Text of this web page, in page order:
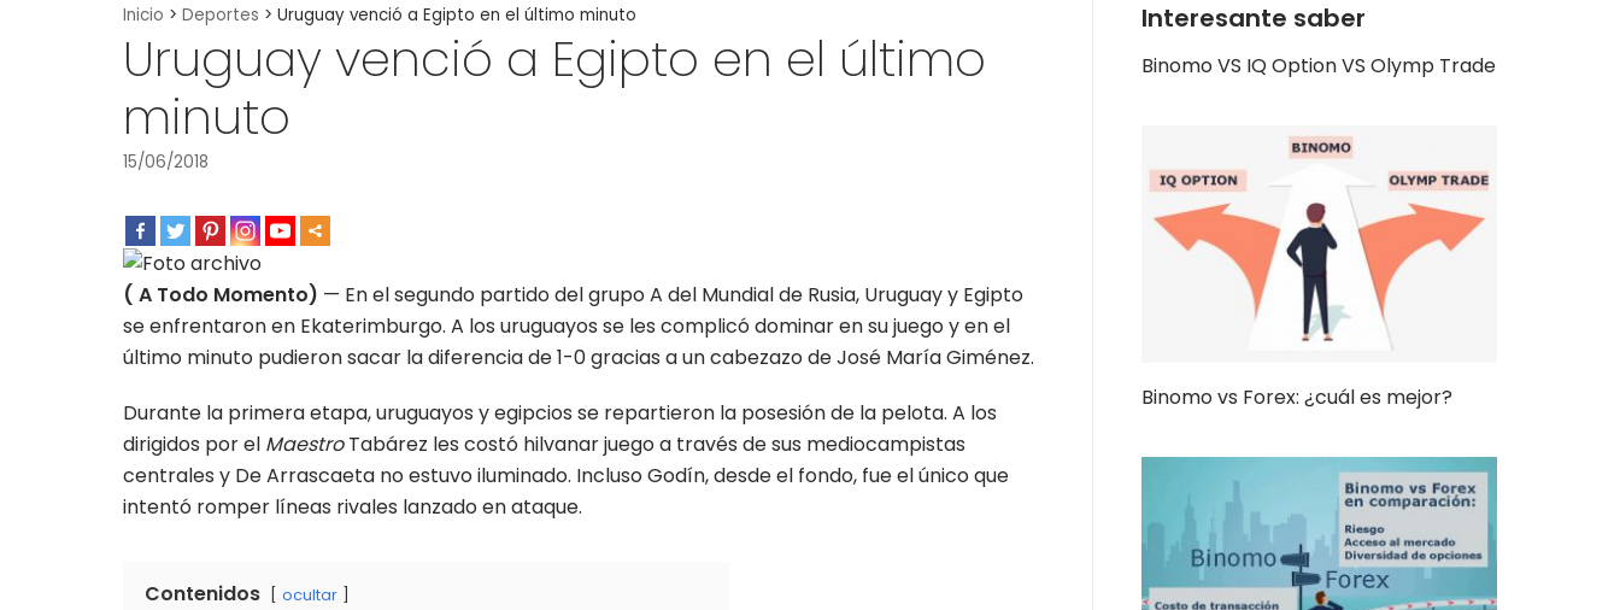
Inicio > Deportes > Uruguay venció a Egipto en el último minuto
Uruguay venció a Egipto en el último
minuto
15/06/2018
( A Todo Momento) — En el segundo partido del grupo A del Mundial de Rusia, Uruguay y Egipto
se enfrentaron en Ekaterimburgo. A los uruguayos se les complicó dominar en su juego y en el
último minuto pudieron sacar la diferencia de 1-0 gracias a un cabezazo de José María Giménez.
Durante la primera etapa, uruguayos y egipcios se repartieron la posesión de la pelota. A los
dirigidos por el MaestroTabárez les costó hilvanar juego a través de sus mediocampistas
centrales y De Arrascaeta no estuvo iluminado. Incluso Godín, desde el fondo, fue el único que
intentó romper líneas rivales lanzado en ataque.
Contenidos ocultar
Interesante saber
Binomo VS IQ Option VS Olymp Trade
Binomo vs Forex: ¿cuál es mejor?